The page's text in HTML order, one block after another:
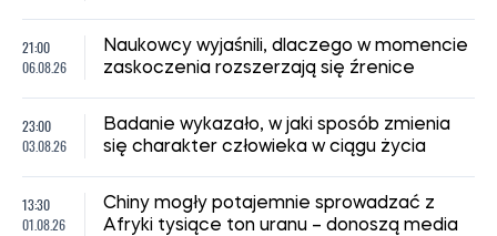
21:00
06.08.26
Naukowcy wyjaśnili, dlaczego w momencie
zaskoczenia rozszerzają się źrenice
23:00
03.08.26
Badanie wykazało, w jaki sposób zmienia
się charakter człowieka w ciągu życia
13:30
01.08.26
Chiny mogły potajemnie sprowadzać z
Afryki tysiące ton uranu – donoszą media